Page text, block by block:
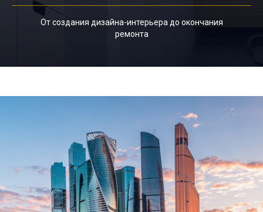
От создания дизайна-интерьера до окончания
ремонта